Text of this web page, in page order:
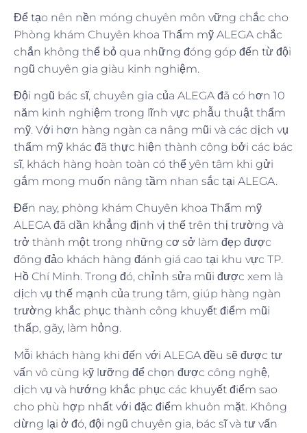
Để tạo nên nền móng chuyên môn vững chắc cho
Phòng khám Chuyên khoa Thẩm mỹ ALEGA chắc
chắn không thể bỏ qua những đóng góp đến từ đội
ngũ chuyên gia giàu kinh nghiệm.
Đội ngũ bác sĩ, chuyên gia của ALEGA đã có hơn 10
năm kinh nghiệm trong lĩnh vực phẫu thuật thẩm
mỹ. Với hơn hàng ngàn ca nâng mũi và các dịch vụ
thẩm mỹ khác đã thực hiện thành công bởi các bác
sĩ, khách hàng hoàn toàn có thể yên tâm khi gửi
gắm mong muốn nâng tầm nhan sắc tại ALEGA.
Đến nay, phòng khám Chuyên khoa Thẩm mỹ
ALEGA đã dần khẳng định vị thế trên thị trường và
trở thành một trong những cơ sở làm đẹp được
đông đảo khách hàng đánh giá cao tại khu vực TP.
Hồ Chí Minh. Trong đó, chỉnh sửa mũi được xem là
dịch vụ thế mạnh của trung tâm, giúp hàng ngàn
trường khắc phục thành công khuyết điểm mũi
thấp, gãy, làm hỏng.
Mỗi khách hàng khi đến với ALEGA đều sẽ được tư
vấn vô cùng kỹ lưỡng để chọn được công nghệ,
dịch vụ và hướng khắc phục các khuyết điểm sao
cho phù hợp nhất với đặc điểm khuôn mặt. Không
dừng lại ở đó, đội ngũ chuyên gia, bác sĩ và tư vấn